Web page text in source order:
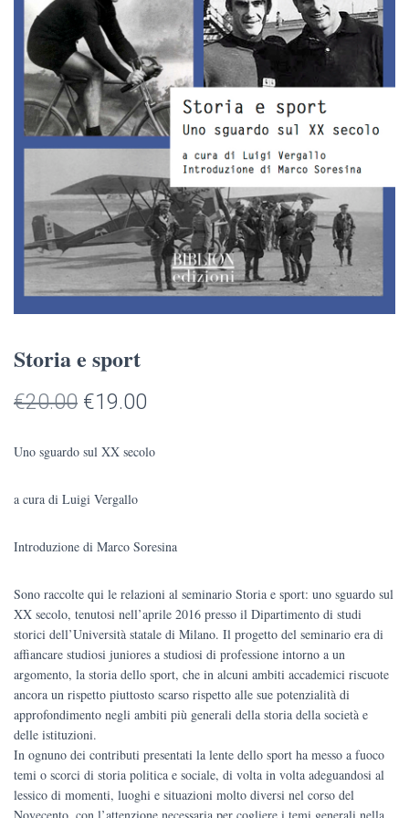
Storia e sport
€20.00 Il
era:
€20.00.
€19.00
€19.00.
Uno sguardo sul XX secolo
a cura di Luigi Vergallo
Introduzione di Marco Soresina
Sono raccolte qui le relazioni al seminario Storia e sport: uno sguardo sul
XX secolo, tenutosi nell’aprile 2016 presso il Dipartimento di studi
storici dell’Università statale di Milano. Il progetto del seminario era di
affiancare studiosi juniores a studiosi di professione intorno a un
argomento, la storia dello sport, che in alcuni ambiti accademici riscuote
ancora un rispetto piuttosto scarso rispetto alle sue potenzialità di
approfondimento negli ambiti più generali della storia della società e
delle istituzioni.
In ognuno dei contributi presentati la lente dello sport ha messo a fuoco
temi o scorci di storia politica e sociale, di volta in volta adeguandosi al
lessico di momenti, luoghi e situazioni molto diversi nel corso del